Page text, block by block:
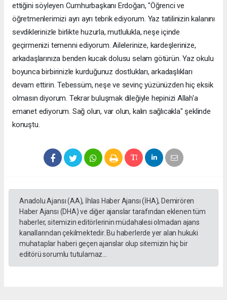
ettiğini söyleyen Cumhurbaşkanı Erdoğan, "Öğrenci ve
öğretmenlerimizi ayrı ayrı tebrik ediyorum. Yaz tatilinizin kalanını
sevdiklerinizle birlikte huzurla, mutlulukla, neşe içinde
geçirmenizi temenni ediyorum. Ailelerinize, kardeşlerinize,
arkadaşlarınıza benden kucak dolusu selam götürün. Yaz okulu
boyunca birbirinizle kurduğunuz dostlukları, arkadaşlıkları
devam ettirin. Tebessüm, neşe ve sevinç yüzünüzden hiç eksik
olmasın diyorum. Tekrar buluşmak dileğiyle hepinizi Allah'a
emanet ediyorum. Sağ olun, var olun, kalın sağlıcakla" şeklinde
konuştu.
Anadolu Ajansı (AA), İhlas Haber Ajansı (İHA), Demirören
Haber Ajansı (DHA) ve diğer ajanslar tarafından eklenen tüm
haberler, sitemizin editörlerinin müdahalesi olmadan ajans
kanallarından çekilmektedir. Bu haberlerde yer alan hukuki
muhataplar haberi geçen ajanslar olup sitemizin hiç bir
editörü sorumlu tutulamaz...